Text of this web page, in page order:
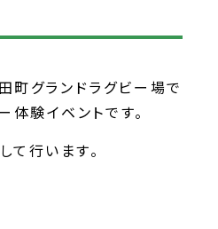
町グランドラグビー場で
験イベントです。
行います。